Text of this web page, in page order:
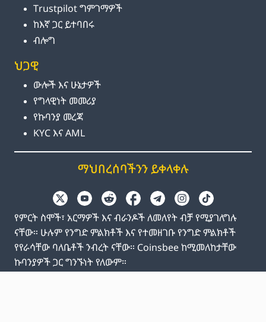
Trustpilot ግምገማዎች
ከእኛ ጋር ይተባበሩ
ብሎግ
ህጋዊ
ውሎች እና ሁኔታዎች
የግላዊነት መመሪያ
የኩባንያ መረጃ
KYC እና AML
ማህበረሰባችንን ይቀላቀሉ
የምርት ስሞች፣ አርማዎች እና ብራንዶች ለመለየት ብቻ የሚያገለግሉ
ናቸው። ሁሉም የንግድ ምልክቶች እና የተመዘገቡ የንግድ ምልክቶች
የየራሳቸው ባለቤቶች ንብረት ናቸው። Coinsbee ከሚመለከታቸው
ኩባንያዎች ጋር ግንኙነት የለውም።